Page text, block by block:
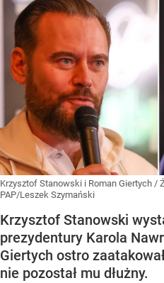
Krzysztof Stanowski i Roman Giertych /
PAP/Leszek Szymański
Krzysztof Stanowski
prezydentury Karola
Giertych ostro
nie pozostał mu dłużny.